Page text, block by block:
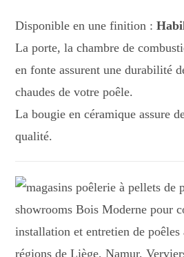
Disponible en une finition :
La porte, la chambre de
en fonte assurent une durabilité
chaudes de votre poêle.
La bougie en céramique assure
qualité.